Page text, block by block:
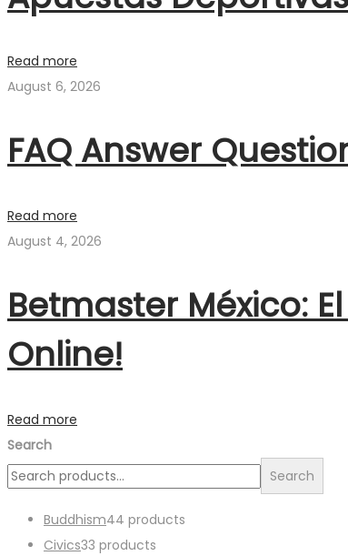
Read more
August 6, 2026
FAQ Answer
Read more
August 4, 2026
Betmaster México:
Online!
Read more
Search
Search
Buddhism44 products
Civics33 products